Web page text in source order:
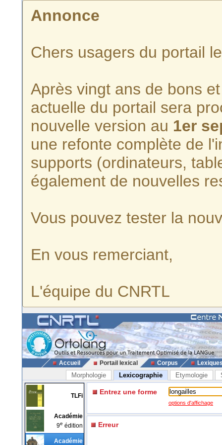
Annonce
Chers usagers du portail
Après vingt ans de bons
actuelle du portail sera
nouvelle version au 1er
une refonte complète de
supports (ordinateurs,
également de nouvelles
Vous pouvez tester la
En vous remerciant,
L'équipe du CNRTL
Accueil Portail lexical Corpus
Morphologie Lexicographie Etymologie
TLFi
Académie
9e édition
Académie
Entrez une forme
options d'affichage
Erreur